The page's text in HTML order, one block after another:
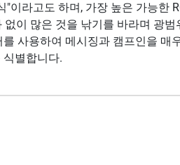
이라고도 하며, 가장 높은 가능한
이 많은 것을 낚기를 바라며 광범
사용하여 메시징과 캠프인을 매
별합니다.